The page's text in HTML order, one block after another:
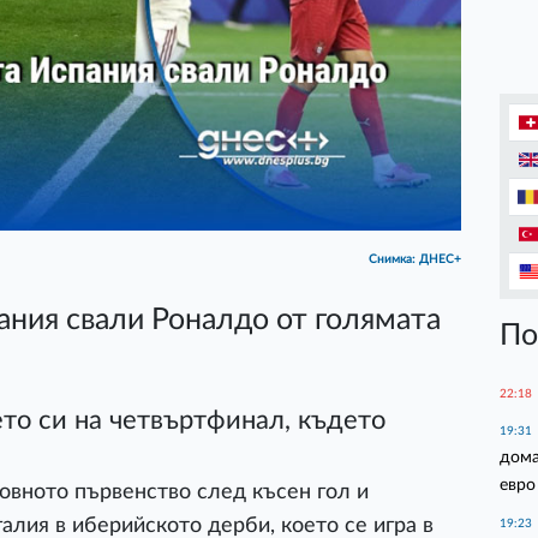
Снимка: ДНЕС+
свали Роналдо от голямата
си на четвъртфинал, където
първенство след късен гол и
в иберийското дерби, което се игра в
22:18
19:31
евро
19:23